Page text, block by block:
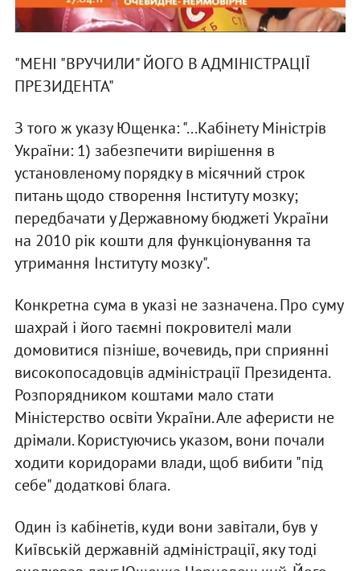
"МЕНI "ВРУЧИЛИ" ЙОГО В АДМIНIСТРАЦIЇ
ПРЕЗИДЕНТА"
З того ж указу Ющенка: "...Кабiнету Мiнiстрiв
України: 1) забезпечити вирiшення в
установленому порядку в мiсячний строк
питань щодо створення Iнституту мозку;
передбачати у Державному бюджетi України
на 2010 рiк кошти для функцiонування та
утримання Iнституту мозку".
Конкретна сума в указi не зазначена. Про суму
шахрай i його таємнi покровителi мали
домовитися пiзнiше, вочевидь, при сприяннi
високопосадовцiв адмiнiстрацiї Президента.
Розпорядником коштами мало стати
Мiнiстерство освiти України. Але аферисти не
дрiмали. Користуючись указом, вони почали
ходити коридорами влади, щоб вибити "пiд
себе" додатковi блага.
Один iз кабiнетiв, куди вони завiтали, був у
Київськiй державнiй адмiнiстрацiї, яку тодi